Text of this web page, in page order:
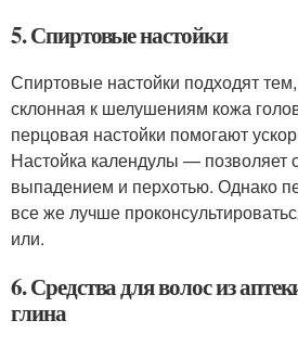
5. Спиртовые настойки
Спиртовые настойки подходят
склонная к шелушениям кожа
перцовая настойки помогают
Настойка календулы — позволяет
выпадением и перхотью. Однако
все же лучше
или.
6. Средства для волос из
глина